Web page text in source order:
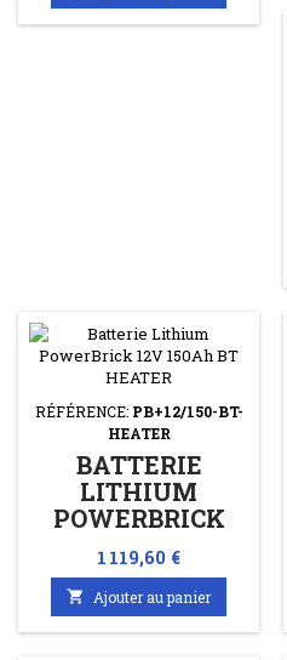
RÉFÉRENCE: PB+12/150-BT-
HEATER
BATTERIE
LITHIUM
POWERBRICK
12V 150AH BT
HEATER
Prix
1 119,60 €
 Ajouter au panier